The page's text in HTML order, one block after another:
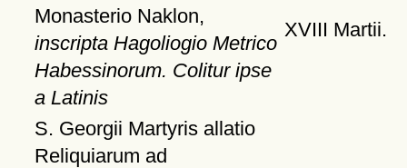
Monasterio Naklon,
inscripta Hagoliogio Metrico
Habessinorum. Colitur ipse
a Latinis
XVIII Martii.
S. Georgii Martyris allatio
Reliquiarum ad